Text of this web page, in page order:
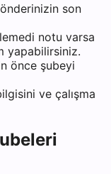
son
notu varsa
yapabilirsiniz.
önce şubeyi
ve çalışma